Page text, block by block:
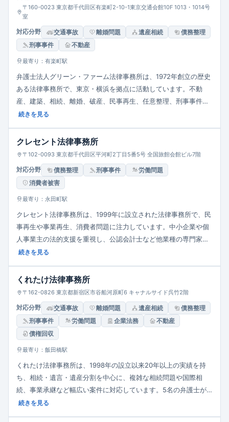
〒160-0023 東京都千代田区有楽町2-10-1東京交通会館10F 1013・1014号
室
対応分野 交通事故 離婚問題 遺産相続
債務整理
刑事事件
不動産
最寄り：有楽町駅
弁護士法人グリーン・ファーム法律事務所は、1972年創立の歴史
ある法律事務所で、東京・横浜を拠点に活動しています。不動
産、建築、相続、離婚、破産、民事再生、任意整理、刑事事件な
ど、法律事務全般に対応しており、懇切丁寧な対応を心がけてい
相談しやすい環境を整えています。
続きを見る
クレセント法律事務所
〒102-0093 東京都千代田区平河町2丁目5番5号 全国旅館会館ビル7階
対応分野 債務整理 刑事事件
労働問題
消費者被害
最寄り：永田町駅
クレセント法律事務所は、1999年に設立された法律事務所で、民
事再生や事業再生、消費者問題に注力しています。中小企業や個
人事業主の法的支援を重視し、公認会計士など他業種の専門家と
連携して、資金繰りや経営難に悩む経営者の支援に取り組んでい
れ、満足のゆく法的サービスの提供を目指しています。
続きを見る
くれたけ法律事務所
〒162-0826 東京都新宿区市谷船河原町6 キャナルサイド呉竹2階
対応分野 交通事故 離婚問題 遺産相続
債務整理
刑事事件
労働問題 企業法務
不動産
債権回収
最寄り：飯田橋駅
くれたけ法律事務所は、1998年の設立以来20年以上の実績を持
ち、相続・遺言・遺産分割を中心に、複雑な相続問題や国際相
続、事業承継など幅広い案件に対応しています。5名の弁護士が
在籍し、家事調停委員や破産管財人としての経験を活かし、協
続きを見る